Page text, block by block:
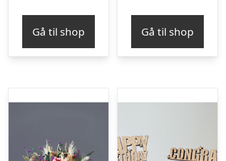
Gå til shop Gå til shop